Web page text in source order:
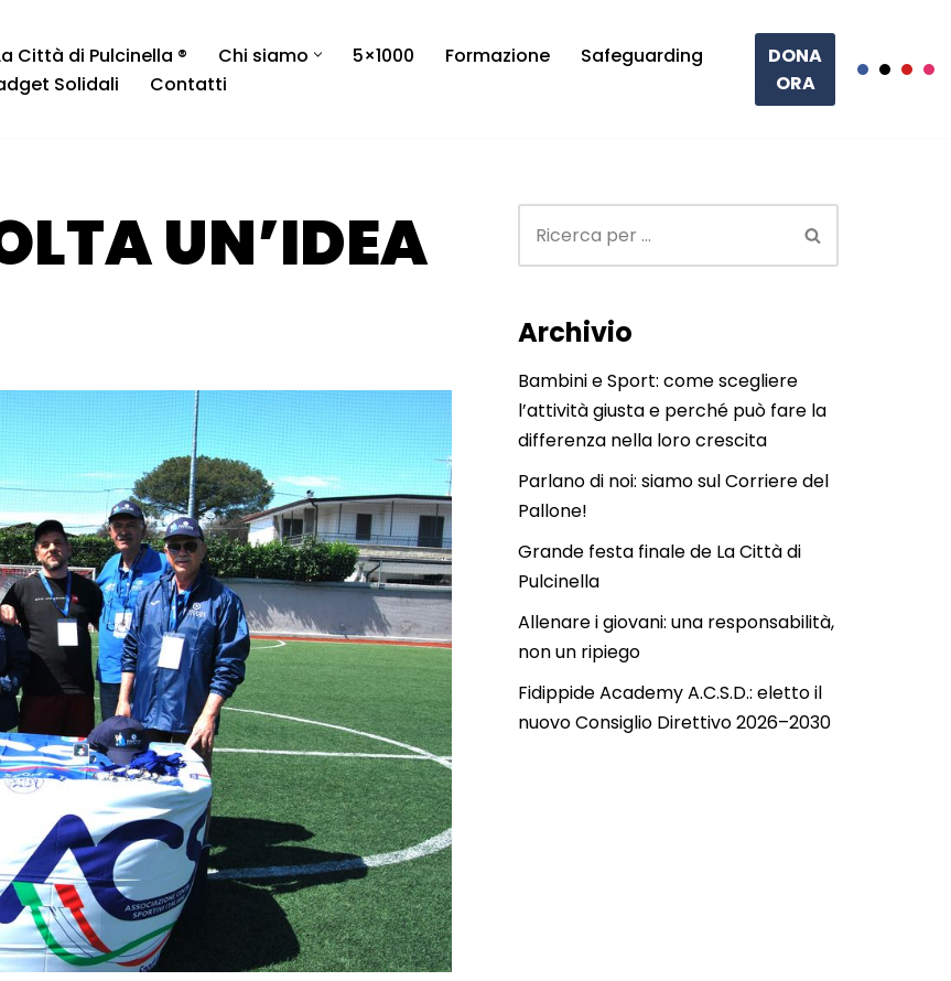
Città di Pulcinella ® Chi siamo 5×1000 Formazione
Safeguarding
Solidali Contatti
DONA
ORA
UN’IDEA
Archivio
Bambini e Sport: come scegliere
l’attività giusta e perché può fare la
differenza nella loro crescita
Parlano di noi: siamo sul Corriere del
Pallone!
Grande festa finale de La Città di
Pulcinella
Allenare i giovani: una responsabilità,
non un ripiego
Fidippide Academy A.C.S.D.: eletto il
nuovo Consiglio Direttivo 2026–2030